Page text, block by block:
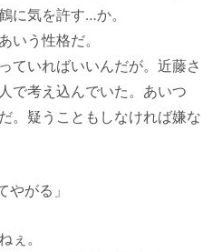
に気を許す…か。
いう性格だ。
ていればいいんだが。近藤さ
で考え込んでいた。あいつ
。疑うこともしなければ嫌な
やがる」
ぇ。